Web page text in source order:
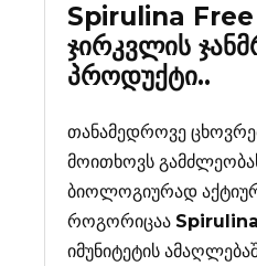
Spirulina Free
ჯირკვლის
პროდუქტი..
თანამედროვე
მოითხოვს
ბიოლოგიურად
როგორიცაა
იმუნიტეტის